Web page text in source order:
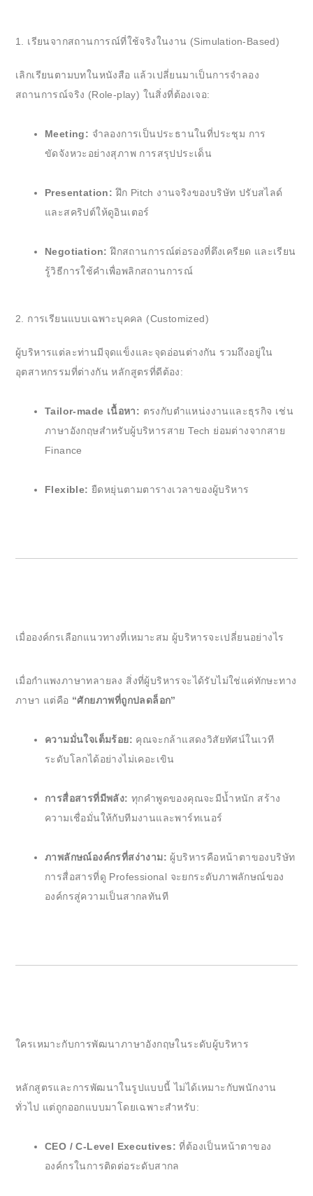
1. เรียนจากสถานการณ์ที่ใช้จริงในงาน (Simulation-Based)
เลิกเรียนตามบทในหนังสือ แล้วเปลี่ยนมาเป็นการจำลอง
สถานการณ์จริง (Role-play) ในสิ่งที่ต้องเจอ:
Meeting: จำลองการเป็นประธานในที่ประชุม การ
ขัดจังหวะอย่างสุภาพ การสรุปประเด็น
Presentation: ฝึก Pitch งานจริงของบริษัท ปรับสไลด์
และสคริปต์ให้ดูอินเตอร์
Negotiation: ฝึกสถานการณ์ต่อรองที่ตึงเครียด และเรียน
รู้วิธีการใช้คำเพื่อพลิกสถานการณ์
2. การเรียนแบบเฉพาะบุคคล (Customized)
ผู้บริหารแต่ละท่านมีจุดแข็งและจุดอ่อนต่างกัน รวมถึงอยู่ใน
อุตสาหกรรมที่ต่างกัน หลักสูตรที่ดีต้อง:
Tailor-made เนื้อหา: ตรงกับตำแหน่งงานและธุรกิจ เช่น
ภาษาอังกฤษสำหรับผู้บริหารสาย Tech ย่อมต่างจากสาย
Finance
Flexible: ยืดหยุ่นตามตารางเวลาของผู้บริหาร
เมื่อองค์กรเลือกแนวทางที่เหมาะสม ผู้บริหารจะเปลี่ยนอย่างไร
เมื่อกำแพงภาษาทลายลง สิ่งที่ผู้บริหารจะได้รับไม่ใช่แค่ทักษะทาง
ภาษา แต่คือ “ศักยภาพที่ถูกปลดล็อก”
ความมั่นใจเต็มร้อย: คุณจะกล้าแสดงวิสัยทัศน์ในเวที
ระดับโลกได้อย่างไม่เคอะเขิน
การสื่อสารที่มีพลัง: ทุกคำพูดของคุณจะมีน้ำหนัก สร้าง
ความเชื่อมั่นให้กับทีมงานและพาร์ทเนอร์
ภาพลักษณ์องค์กรที่สง่างาม: ผู้บริหารคือหน้าตาของบริษัท
การสื่อสารที่ดู Professional จะยกระดับภาพลักษณ์ของ
องค์กรสู่ความเป็นสากลทันที
ใครเหมาะกับการพัฒนาภาษาอังกฤษในระดับผู้บริหาร
หลักสูตรและการพัฒนาในรูปแบบนี้ ไม่ได้เหมาะกับพนักงาน
ทั่วไป แต่ถูกออกแบบมาโดยเฉพาะสำหรับ:
CEO / C-Level Executives: ที่ต้องเป็นหน้าตาของ
องค์กรในการติดต่อระดับสากล